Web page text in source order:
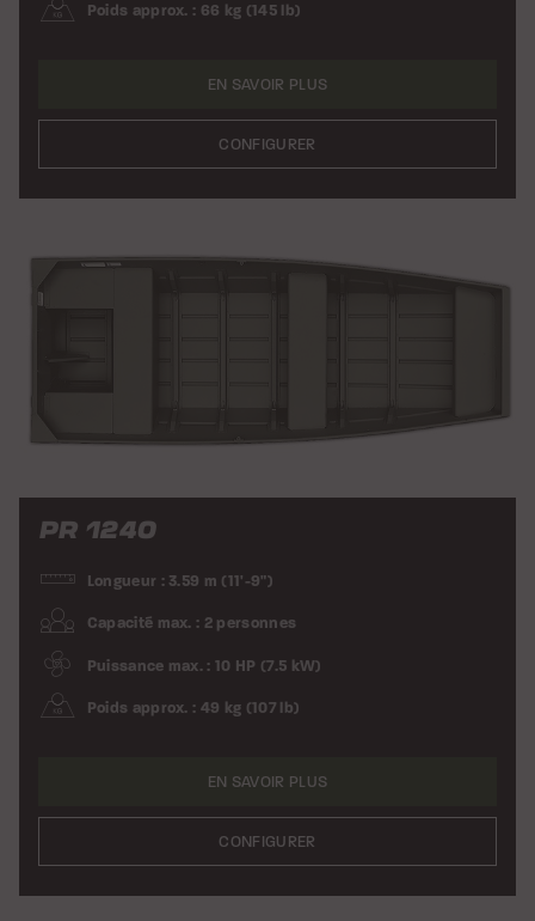
Poids approx. : 66 kg (145 lb)
EN SAVOIR PLUS
CONFIGURER
PR 1240
Longueur : 3.59 m (11'-9")
Capacité max. : 2 personnes
Puissance max. : 10 HP (7.5 kW)
Poids approx. : 49 kg (107 lb)
EN SAVOIR PLUS
CONFIGURER